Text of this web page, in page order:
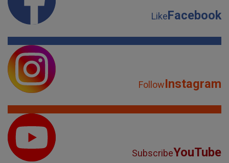
LikeFacebook
FollowInstagram
SubscribeYouTube